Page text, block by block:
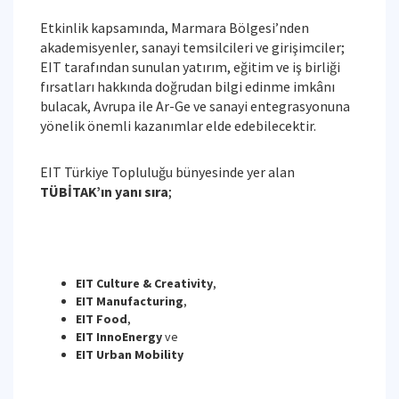
Etkinlik kapsamında, Marmara Bölgesi’nden
akademisyenler, sanayi temsilcileri ve girişimciler;
EIT tarafından sunulan yatırım, eğitim ve iş birliği
fırsatları hakkında doğrudan bilgi edinme imkânı
bulacak, Avrupa ile Ar-Ge ve sanayi entegrasyonuna
yönelik önemli kazanımlar elde edebilecektir.
EIT Türkiye Topluluğu bünyesinde yer alan
TÜBİTAK’ın yanı sıra;
EIT Culture & Creativity,
EIT Manufacturing,
EIT Food,
EIT InnoEnergyve
EIT Urban Mobility